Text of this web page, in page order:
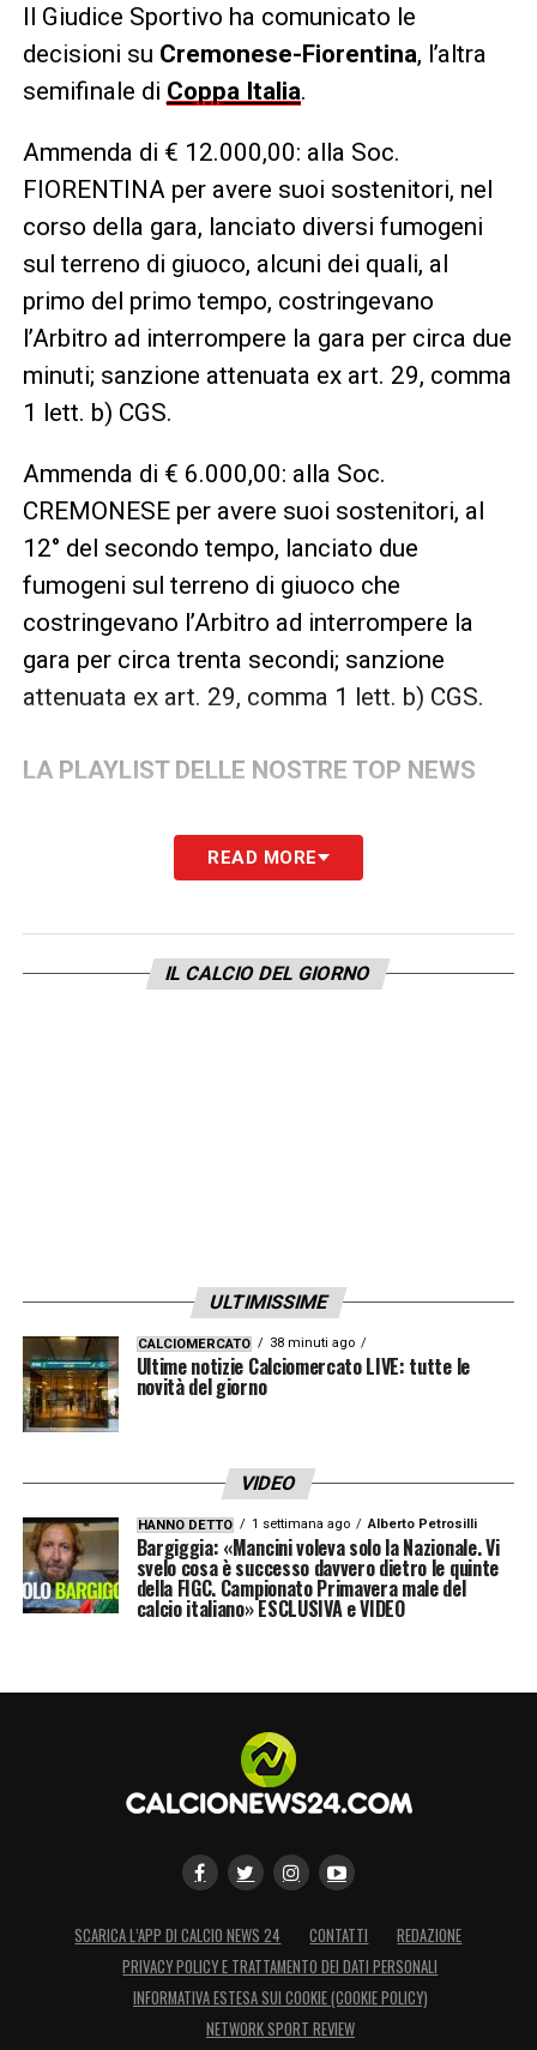
Il Giudice Sportivo ha comunicato le
decisioni su Cremonese-Fiorentina, l’altra
semifinale di Coppa Italia.
Ammenda di € 12.000,00: alla Soc.
FIORENTINA per avere suoi sostenitori, nel
corso della gara, lanciato diversi fumogeni
sul terreno di giuoco, alcuni dei quali, al
primo del primo tempo, costringevano
l’Arbitro ad interrompere la gara per circa due
minuti; sanzione attenuata ex art. 29, comma
1 lett. b) CGS.
Ammenda di € 6.000,00: alla Soc.
CREMONESE per avere suoi sostenitori, al
12° del secondo tempo, lanciato due
fumogeni sul terreno di giuoco che
costringevano l’Arbitro ad interrompere la
gara per circa trenta secondi; sanzione
attenuata ex art. 29, comma 1 lett. b) CGS.
LA PLAYLIST DELLE NOSTRE TOP NEWS
READ MORE
IL CALCIO DEL GIORNO
ULTIMISSIME
CALCIOMERCATO 38 minuti ago
Ultime notizie Calciomercato LIVE: tutte le
novità del giorno
VIDEO
HANNO DETTO 1 settimana ago Alberto Petrosilli
Bargiggia: «Mancini voleva solo la Nazionale. Vi
svelo cosa è successo davvero dietro le quinte
della FIGC. Campionato Primavera male del
calcio italiano» ESCLUSIVA e VIDEO
SCARICA L’APP DI CALCIO NEWS 24 CONTATTI
REDAZIONE
PRIVACY POLICY E TRATTAMENTO DEI DATI PERSONALI
INFORMATIVA ESTESA SUI COOKIE (COOKIE POLICY)
NETWORK SPORT REVIEW